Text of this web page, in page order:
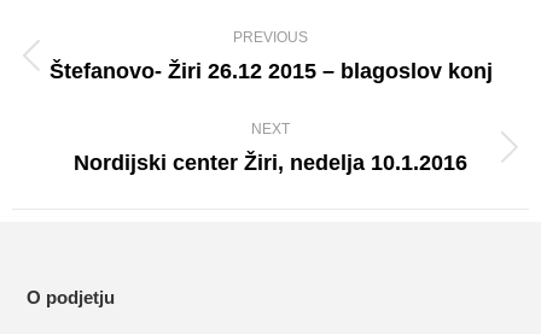
navigation
PREVIOUS
Previous
Štefanovo- Žiri 26.12 2015 – blagoslov konj
NEXT
Next
Nordijski center Žiri, nedelja 10.1.2016
O podjetju